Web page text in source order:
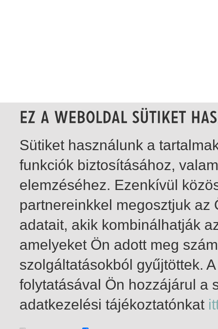
1-1 / összesen 1 találat
Sütiket használunk a
funkciók biztosításához,
elemzéséhez. Ezenkívül
partnereinkkel megosztjuk
adatait, akik kombinálhatják
amelyeket Ön adott meg
szolgáltatásokból gyűjtöttek.
folytatásával Ön hozzájárul a
adatkezelési tájékoztatónkat